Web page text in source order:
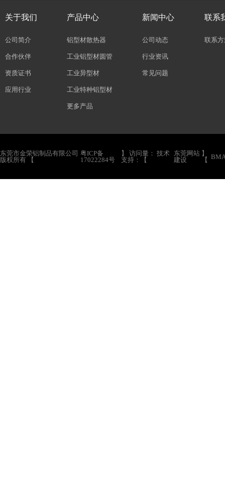
关于我们
公司简介
合作伙伴
资质证书
应用行业
产品中心
铝型材散热器
工业铝型材圆管
工业异型材
工业特种铝型材
更多产品
新闻中心
公司动态
行业资讯
常见问题
联系
联系
东莞市金荣铝制品有限公司
版权所有 【
粤ICP备
17022284号
】 访问量： 技术
支持：【
东莞网站
建设
】
【